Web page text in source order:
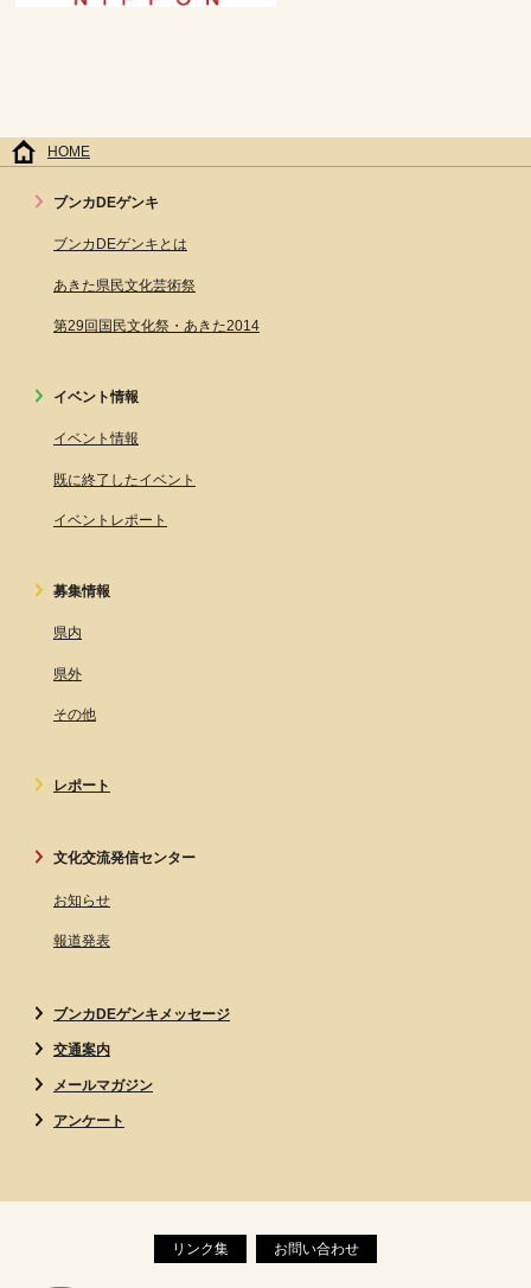
HOME
ブンカDEゲンキ
ブンカDEゲンキとは
あきた県民文化芸術祭
第29回国民文化祭・あきた2014
イベント情報
イベント情報
既に終了したイベント
イベントレポート
募集情報
県内
県外
その他
レポート
文化交流発信センター
お知らせ
報道発表
ブンカDEゲンキメッセージ
交通案内
メールマガジン
アンケート
リンク集 お問い合わせ